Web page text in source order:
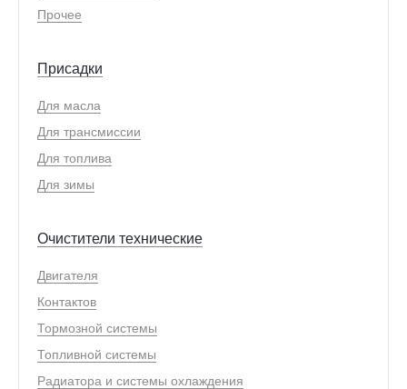
Прочее
Присадки
Для масла
Для трансмиссии
Для топлива
Для зимы
Очистители технические
Двигателя
Контактов
Тормозной системы
Топливной системы
Радиатора и системы охлаждения